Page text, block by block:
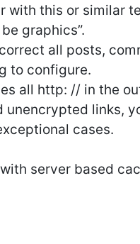
with this or similar
graphics”.
all posts,
to configure.
all http: // in the
unencrypted links,
cases.
server based